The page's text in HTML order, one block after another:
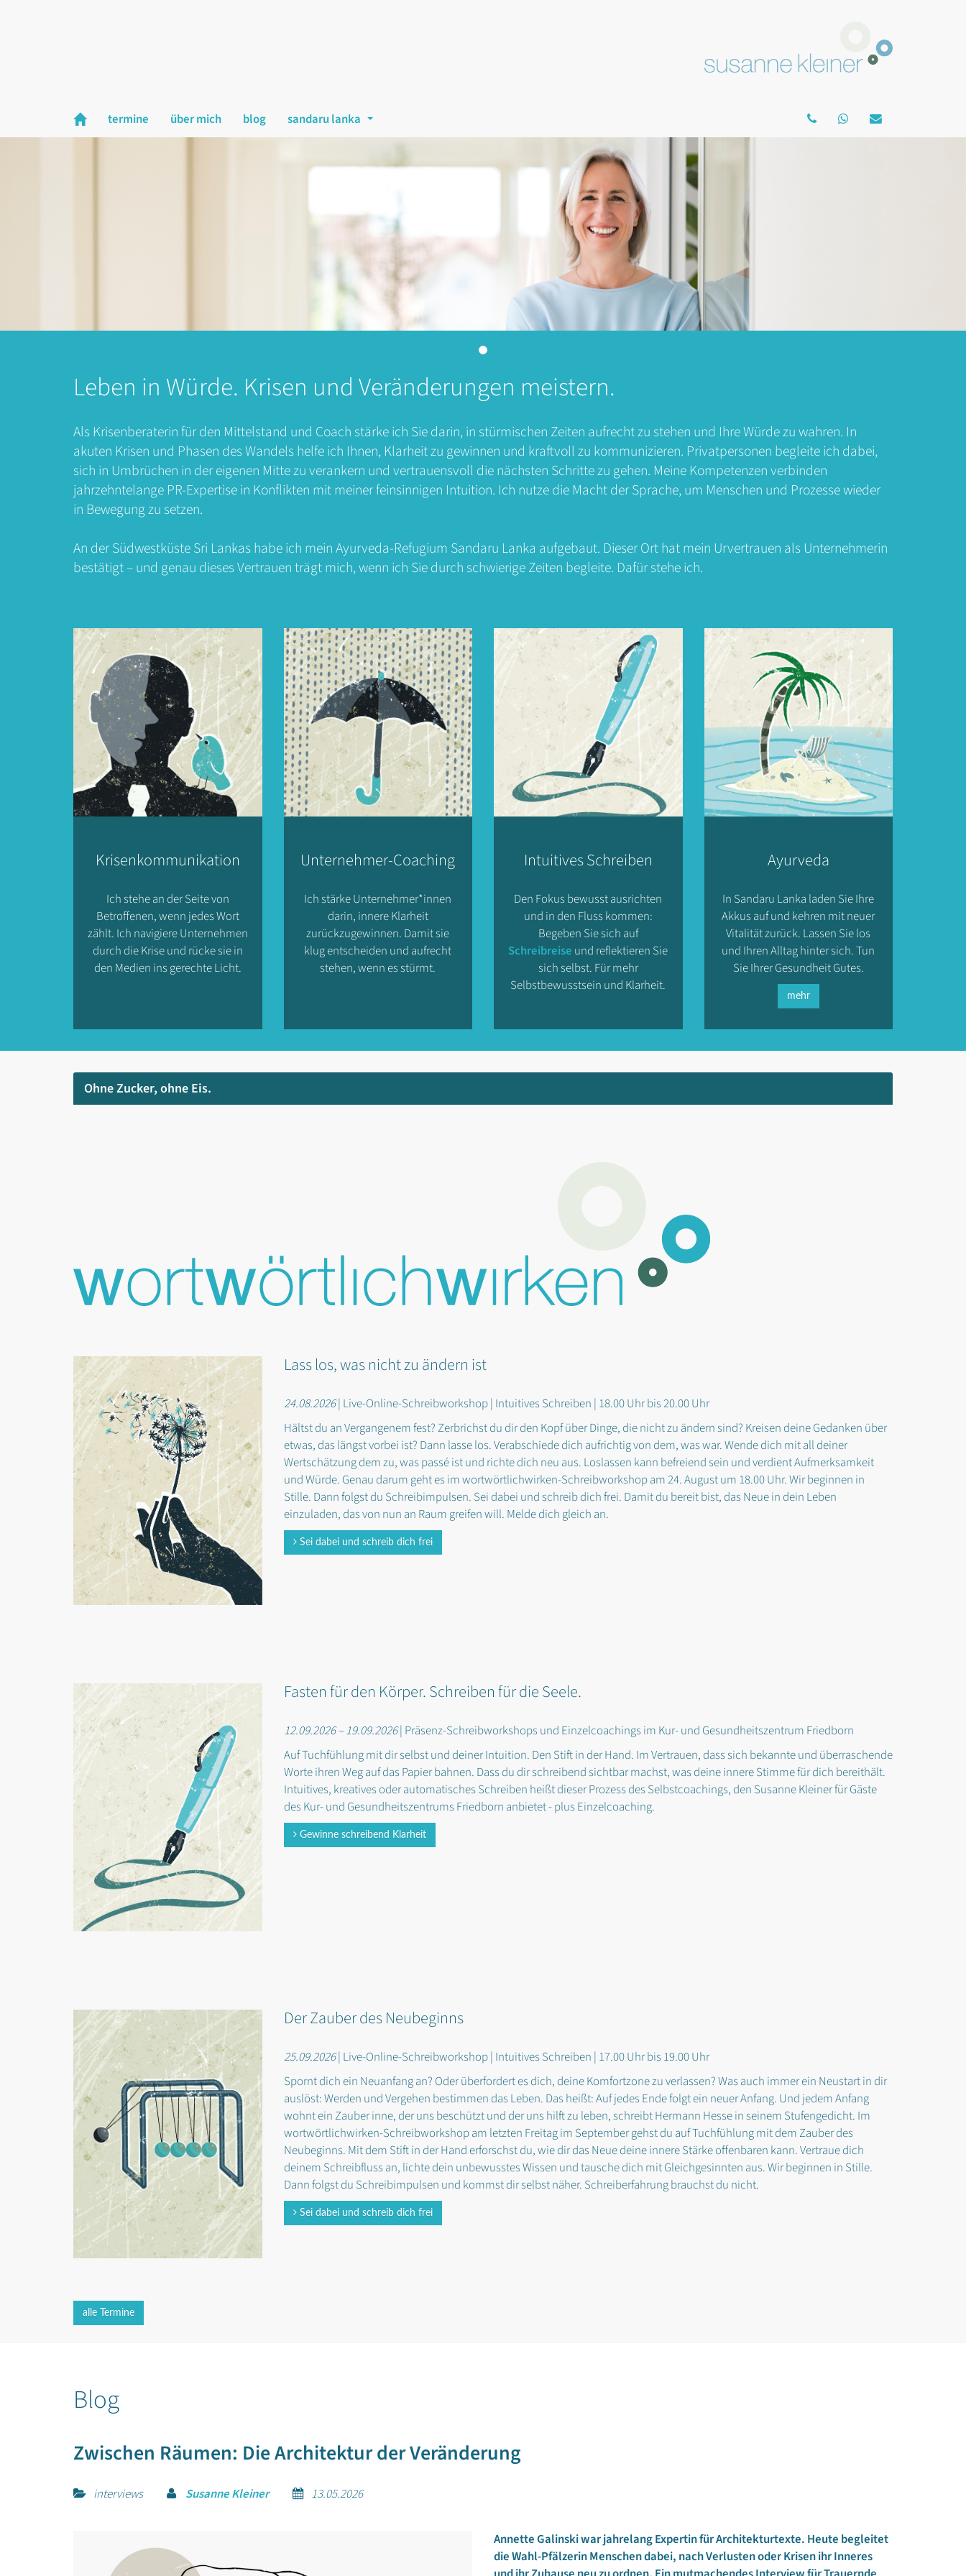
termine über mich blog sandaru lanka
Leben in Würde. Krisen und Veränderungen meistern.
Als Krisenberaterin für den Mittelstand und Coach stärke ich Sie darin, in stürmischen Zeiten aufrecht zu stehen und Ihre Würde zu wahren. In
akuten Krisen und Phasen des Wandels helfe ich Ihnen, Klarheit zu gewinnen und kraftvoll zu kommunizieren. Privatpersonen begleite ich dabei,
sich in Umbrüchen in der eigenen Mitte zu verankern und vertrauensvoll die nächsten Schritte zu gehen. Meine Kompetenzen verbinden
jahrzehntelange PR-Expertise in Konflikten mit meiner feinsinnigen Intuition. Ich nutze die Macht der Sprache, um Menschen und Prozesse wieder
in Bewegung zu setzen.
An der Südwestküste Sri Lankas habe ich mein Ayurveda-Refugium Sandaru Lanka aufgebaut. Dieser Ort hat mein Urvertrauen als Unternehmerin
bestätigt – und genau dieses Vertrauen trägt mich, wenn ich Sie durch schwierige Zeiten begleite. Dafür stehe ich.
Krisenkommunikation
Ich stehe an der Seite von
Betroffenen, wenn jedes Wort
zählt. Ich navigiere Unternehmen
durch die Krise und rücke sie in
den Medien ins gerechte Licht.
Unternehmer-Coaching
Ich stärke Unternehmer*innen
darin, innere Klarheit
zurückzugewinnen. Damit sie
klug entscheiden und aufrecht
stehen, wenn es stürmt.
Intuitives Schreiben
Den Fokus bewusst ausrichten
und in den Fluss kommen:
Begeben Sie sich auf
Schreibreise und reflektieren Sie
sich selbst. Für mehr
Selbstbewusstsein und Klarheit.
Ayurveda
In Sandaru Lanka laden Sie Ihre
Akkus auf und kehren mit neuer
Vitalität zurück. Lassen Sie los
und Ihren Alltag hinter sich. Tun
Sie Ihrer Gesundheit Gutes.
mehr
Ohne Zucker, ohne Eis.
Lass los, was nicht zu ändern ist
24.08.2026| Live-Online-Schreibworkshop | Intuitives Schreiben | 18.00 Uhr bis 20.00 Uhr
Hältst du an Vergangenem fest? Zerbrichst du dir den Kopf über Dinge, die nicht zu ändern sind? Kreisen deine Gedanken über
etwas, das längst vorbei ist? Dann lasse los. Verabschiede dich aufrichtig von dem, was war. Wende dich mit all deiner
Wertschätzung dem zu, was passé ist und richte dich neu aus. Loslassen kann befreiend sein und verdient Aufmerksamkeit
und Würde. Genau darum geht es im wortwörtlichwirken-Schreibworkshop am 24. August um 18.00 Uhr. Wir beginnen in
Stille. Dann folgst du Schreibimpulsen. Sei dabei und schreib dich frei. Damit du bereit bist, das Neue in dein Leben
einzuladen, das von nun an Raum greifen will. Melde dich gleich an.
Sei dabei und schreib dich frei
Fasten für den Körper. Schreiben für die Seele.
12.09.2026 – 19.09.2026| Präsenz-Schreibworkshops und Einzelcoachings im Kur- und Gesundheitszentrum Friedborn
Auf Tuchfühlung mit dir selbst und deiner Intuition. Den Stift in der Hand. Im Vertrauen, dass sich bekannte und überraschende
Worte ihren Weg auf das Papier bahnen. Dass du dir schreibend sichtbar machst, was deine innere Stimme für dich bereithält.
Intuitives, kreatives oder automatisches Schreiben heißt dieser Prozess des Selbstcoachings, den Susanne Kleiner für Gäste
des Kur- und Gesundheitszentrums Friedborn anbietet - plus Einzelcoaching.
Gewinne schreibend Klarheit
Der Zauber des Neubeginns
25.09.2026| Live-Online-Schreibworkshop | Intuitives Schreiben | 17.00 Uhr bis 19.00 Uhr
Spornt dich ein Neuanfang an? Oder überfordert es dich, deine Komfortzone zu verlassen? Was auch immer ein Neustart in dir
auslöst: Werden und Vergehen bestimmen das Leben. Das heißt: Auf jedes Ende folgt ein neuer Anfang. Und jedem Anfang
wohnt ein Zauber inne, der uns beschützt und der uns hilft zu leben, schreibt Hermann Hesse in seinem Stufengedicht. Im
wortwörtlichwirken-Schreibworkshop am letzten Freitag im September gehst du auf Tuchfühlung mit dem Zauber des
Neubeginns. Mit dem Stift in der Hand erforschst du, wie dir das Neue deine innere Stärke offenbaren kann. Vertraue dich
deinem Schreibfluss an, lichte dein unbewusstes Wissen und tausche dich mit Gleichgesinnten aus. Wir beginnen in Stille.
Dann folgst du Schreibimpulsen und kommst dir selbst näher. Schreiberfahrung brauchst du nicht.
Sei dabei und schreib dich frei
alle Termine
Blog
Zwischen Räumen: Die Architektur der Veränderung
interviews Susanne Kleiner 13.05.2026
Annette Galinski war jahrelang Expertin für Architekturtexte. Heute begleitet
die Wahl-Pfälzerin Menschen dabei, nach Verlusten oder Krisen ihr Inneres